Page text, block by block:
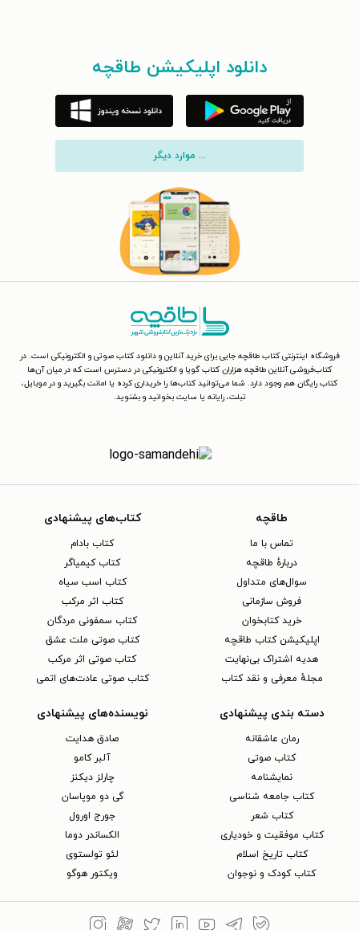
دانلود اپلیکیشن طاقچه
... موارد دیگر
فروشگاه اینترنتی کتاب طاقچه جایی برای خرید آنلاین و دانلود کتاب صوتی و الکترونیکی است. در
کتاب‌فروشی آنلاین طاقچه هزاران کتاب گویا و الکترونیکی در دسترس است که در میان آن‌ها
کتاب رایگان هم وجود دارد. شما می‌توانید کتاب‌ها را خریداری کرده یا امانت بگیرید و در موبایل،
تبلت، رایانه یا سایت بخوانید و بشنوید.
طاقچه
تماس با ما
دربارهٔ طاقچه
سوال‌های متداول
فروش سازمانی
خرید کتابخوان
اپلیکیشن کتاب طاقچه
هدیه اشتراک بی‌نهایت
مجلهٔ معرفی و نقد کتاب
کتاب‌های پیشنهادی
کتاب بادام
کتاب کیمیاگر
کتاب اسب سیاه
کتاب اثر مرکب
کتاب سمفونی مردگان
کتاب صوتی ملت عشق
کتاب صوتی اثر مرکب
کتاب صوتی عادت‌های اتمی
دسته بندی پیشنهادی
رمان عاشقانه
کتاب‌ صوتی
نمایشنامه
کتاب جامعه شناسی
کتاب شعر
کتاب موفقیت و خودیاری
کتاب تاریخ اسلام
کتاب کودک و نوجوان
نویسنده‌های پیشنهادی
صادق هدایت
آلبر کامو
چارلز دیکنز
گی دو موپاسان
جورج اورول
الکساندر دوما
لئو تولستوی
ویکتور هوگو